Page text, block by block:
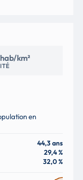
km²
en
44,3 ans
29,4 %
32,0 %